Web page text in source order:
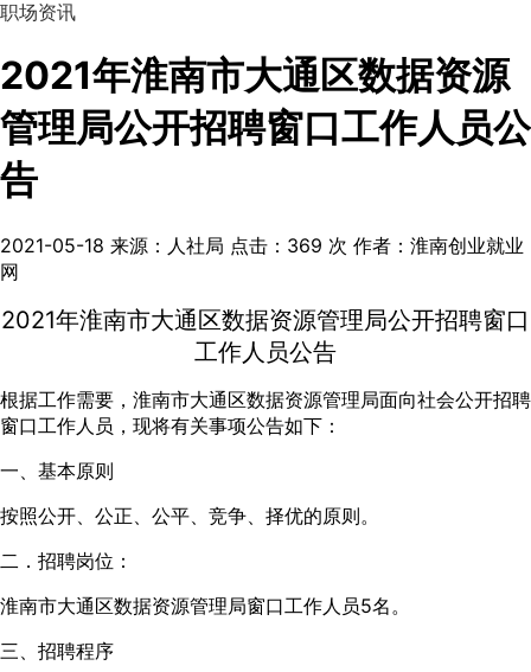
职场资讯
2021年淮南市大通区数据资源
管理局公开招聘窗口工作人员公
告
2021-05-18 来源：人社局 点击： 369 次 作者：淮南创业就业
网
2021年淮南市大通区数据资源管理局公开招聘窗口
工作人员公告
根据工作需要，淮南市大通区数据资源管理局面向社会公开招聘
窗口工作人员，现将有关事项公告如下：
一、基本原则
按照公开、公正、公平、竞争、择优的原则。
二．招聘岗位：
淮南市大通区数据资源管理局窗口工作人员5名。
三、招聘程序